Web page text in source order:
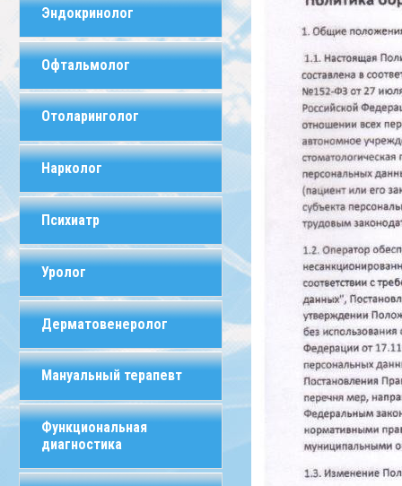
Эндокринолог
Офтальмолог
Отоларинголог
Нарколог
Психиатр
Уролог
Дерматовенеролог
Мануальный терапевт
Функциональная
диагностика